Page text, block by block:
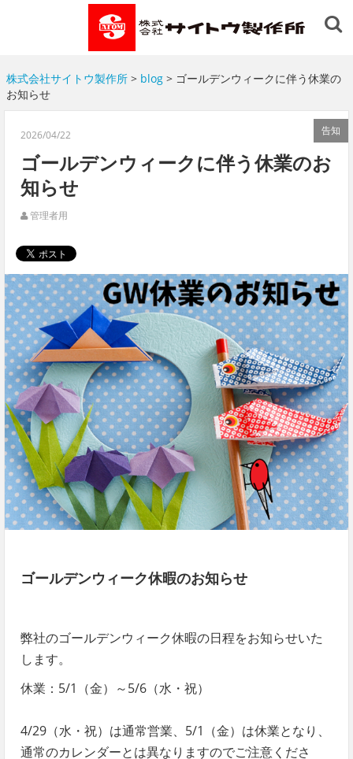
株式会社サイトウ製作所> blog> ゴールデンウィークに伴う休業の
お知らせ
告知
2026/04/22
ゴールデンウィークに伴う休業のお
知らせ
管理者用
ゴールデンウィーク休暇のお知らせ
弊社のゴールデンウィーク休暇の日程をお知らせいた
します。
休業：5/1（金）～5/6（水・祝）
4/29（水・祝）は通常営業、5/1（金）は休業となり、
通常のカレンダーとは異なりますのでご注意くださ